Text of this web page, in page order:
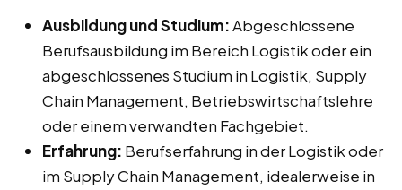
Ausbildung und Studium:Abgeschlossene
Berufsausbildung im Bereich Logistik oder ein
abgeschlossenes Studium in Logistik, Supply
Chain Management, Betriebswirtschaftslehre
oder einem verwandten Fachgebiet.
Erfahrung: Berufserfahrung in der Logistik oder
im Supply Chain Management, idealerweise in